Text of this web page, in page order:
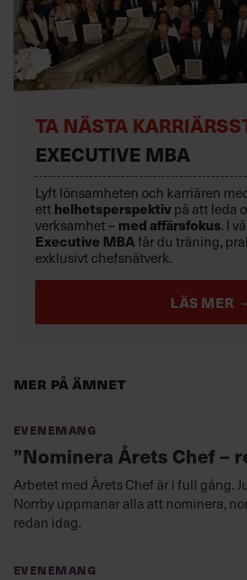
Mer på ämnet
Evenemang
”Nominera Årets Chef –
Arbetet med Årets Chef är i full gång.
Norrby uppmanar alla att nominera,
redan idag.
Evenemang
TA NÄSTA
EXECUTIVE MBA
Lyft lönsamheten och karriären
ett helhetsperspektivpå att leda
verksamhet – med affärsfokus. I
Executive MBAfår du träning,
exklusivt chefsnätverk.
LÄS MER